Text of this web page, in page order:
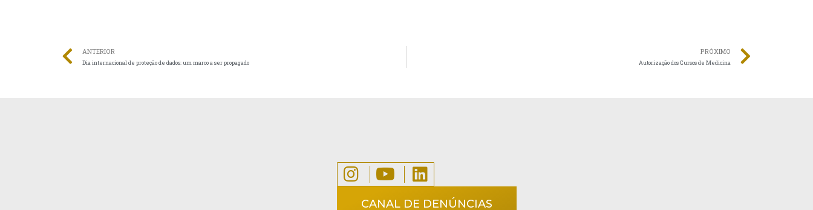
ANTERIOR
Dia internacional de proteção de dados: um marco a ser propagado
PRÓXIMO
Autorização dos Cursos de Medicina
CANAL DE DENÚNCIAS